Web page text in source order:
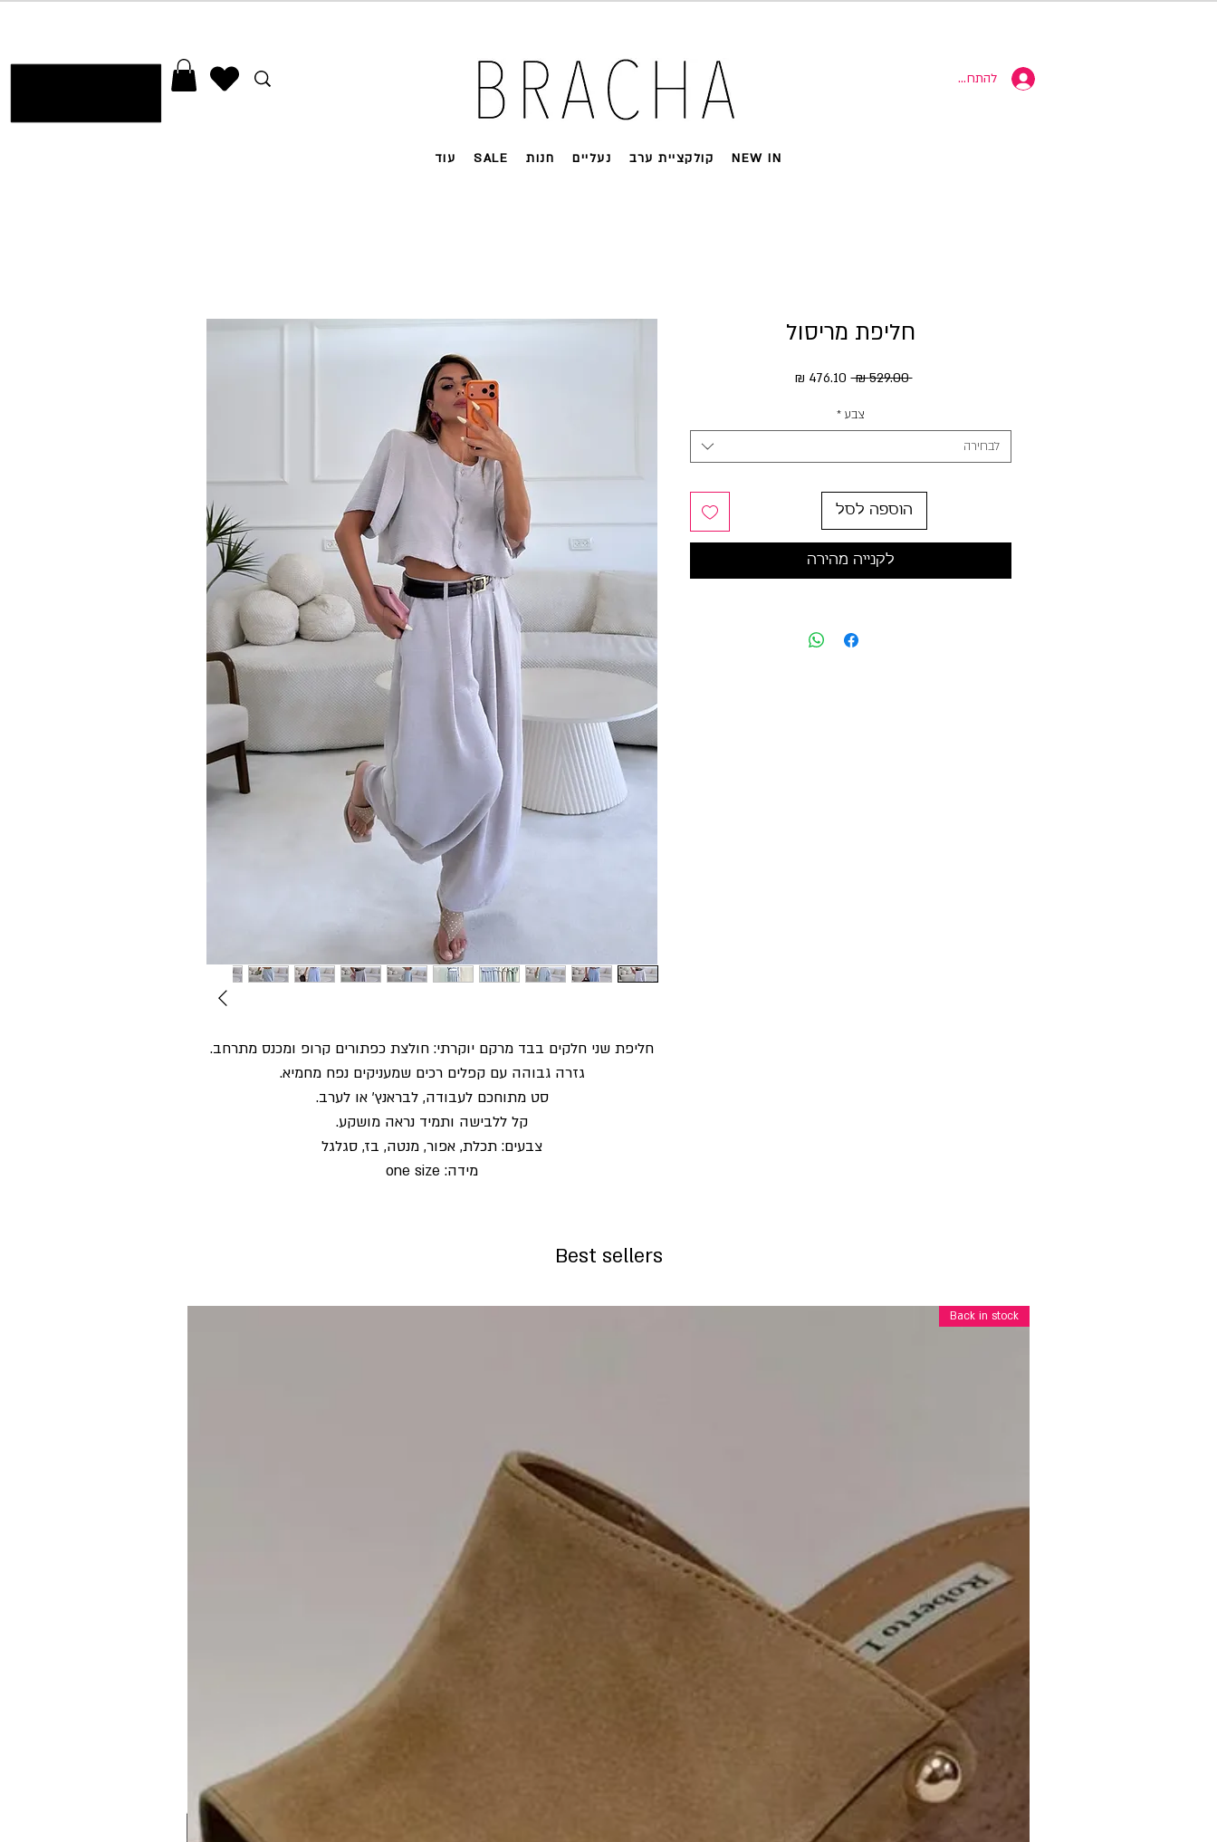
להתחברות
NEW IN קולקציית ערב נעליים חנות SALE עוד
חליפת שני חלקים בבד מרקם יוקרתי: חולצת כפתורים קרופ ומכנס מתרחב.
גזרה גבוהה עם קפלים רכים שמעניקים נפח מחמיא.
סט מתוחכם לעבודה, לבראנץ' או לערב.
קל ללבישה ותמיד נראה מושקע.
צבעים: תכלת, אפור, מנטה, בז, סגלגל
מידה: one size
חליפת מריסול
‏529.00 ‏₪ מחיר רגיל
צבע *
לבחירה
הוספה לסל
לקנייה מהירה
Best sellers
Back in stock